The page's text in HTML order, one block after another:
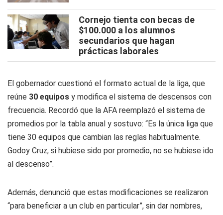
Cornejo tienta con becas de
$100.000 a los alumnos
secundarios que hagan
prácticas laborales
El gobernador cuestionó el formato actual de la liga, que
reúne 30 equipos y modifica el sistema de descensos con
frecuencia. Recordó que la AFA reemplazó el sistema de
promedios por la tabla anual y sostuvo: “Es la única liga que
tiene 30 equipos que cambian las reglas habitualmente.
Godoy Cruz, si hubiese sido por promedio, no se hubiese ido
al descenso”.
Además, denunció que estas modificaciones se realizaron
“para beneficiar a un club en particular”, sin dar nombres,